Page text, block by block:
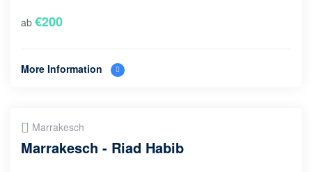
ab €200
More Information
Marrakesch
Marrakesch - Riad Habib